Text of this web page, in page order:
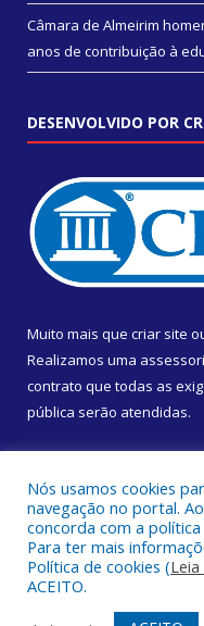
Câmara de Almeirim
anos de contribuição à
DESENVOLVIDO POR
Muito mais que criar site
Realizamos uma
contrato que todas as
pública serão atendidas.
Todos os direitos
Nós usamos cookies
navegação no portal.
concorda com a
Para ter mais
Política de cookies (
ACEITO.